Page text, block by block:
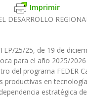
Imprimir
DESARROLLO
25/25, de 19 de
para el año 2025/
del programa FEDER
productivas en
estratégica